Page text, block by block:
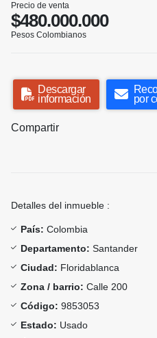
Precio de venta
$480.000.000
Pesos Colombianos
Descargar
información
por
Compartir
Detalles del inmueble :
País: Colombia
Departamento: Santander
Ciudad: Floridablanca
Zona / barrio: Calle 200
Código: 9853053
Estado: Usado